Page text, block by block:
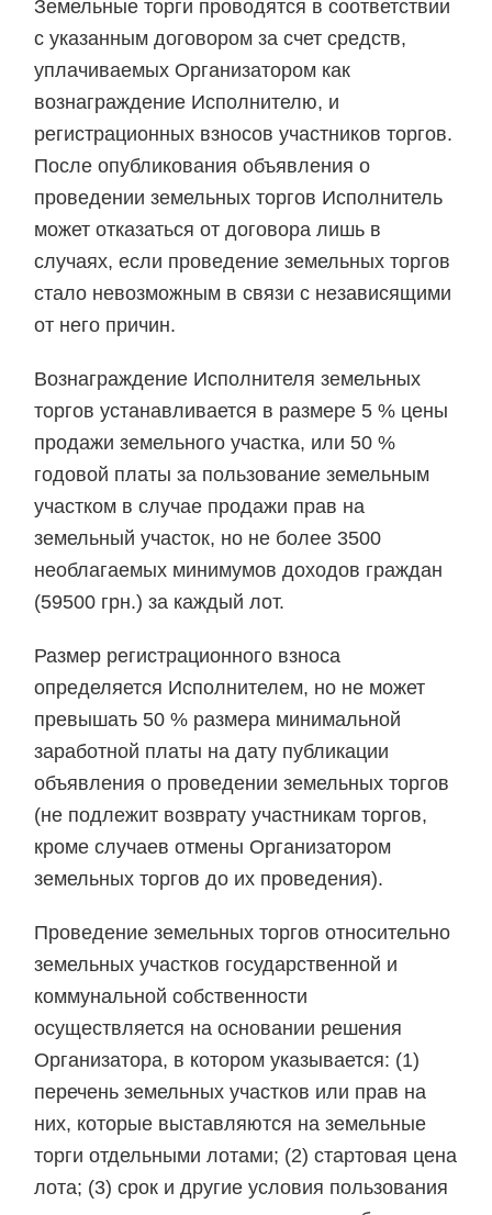
Земельные торги проводятся в соответствии
с указанным договором за счет средств,
уплачиваемых Организатором как
вознаграждение Исполнителю, и
регистрационных взносов участников торгов.
После опубликования объявления о
проведении земельных торгов Исполнитель
может отказаться от договора лишь в
случаях, если проведение земельных торгов
стало невозможным в связи с независящими
от него причин.
Вознаграждение Исполнителя земельных
торгов устанавливается в размере 5 % цены
продажи земельного участка, или 50 %
годовой платы за пользование земельным
участком в случае продажи прав на
земельный участок, но не более 3500
необлагаемых минимумов доходов граждан
(59500 грн.) за каждый лот.
Размер регистрационного взноса
определяется Исполнителем, но не может
превышать 50 % размера минимальной
заработной платы на дату публикации
объявления о проведении земельных торгов
(не подлежит возврату участникам торгов,
кроме случаев отмены Организатором
земельных торгов до их проведения).
Проведение земельных торгов относительно
земельных участков государственной и
коммунальной собственности
осуществляется на основании решения
Организатора, в котором указывается: (1)
перечень земельных участков или прав на
них, которые выставляются на земельные
торги отдельными лотами; (2) стартовая цена
лота; (3) срок и другие условия пользования